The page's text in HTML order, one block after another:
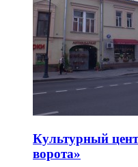
Культурный
ворота»